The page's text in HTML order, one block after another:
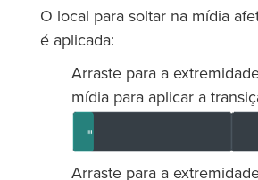
O local para soltar na mídia
é aplicada:
Arraste para a
mídia para aplicar a
Arraste para a